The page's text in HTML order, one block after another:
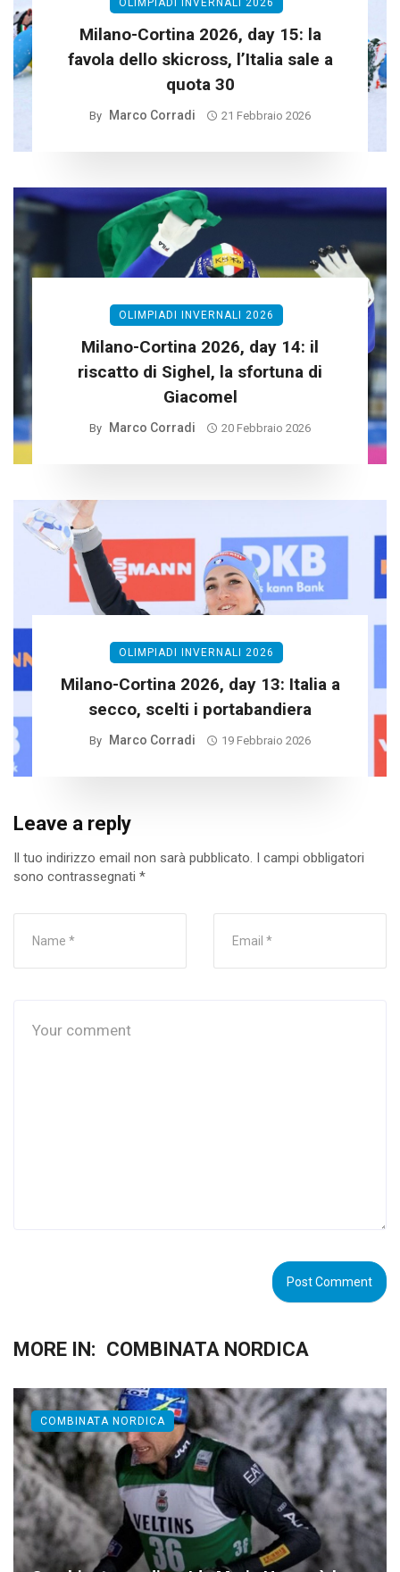
OLIMPIADI INVERNALI 2026
Milano-Cortina 2026, day 15: la
favola dello skicross, l’Italia sale a
quota 30
By Marco Corradi 21 Febbraio 2026
OLIMPIADI INVERNALI 2026
Milano-Cortina 2026, day 14: il
riscatto di Sighel, la sfortuna di
Giacomel
By Marco Corradi 20 Febbraio 2026
OLIMPIADI INVERNALI 2026
Milano-Cortina 2026, day 13: Italia a
secco, scelti i portabandiera
By Marco Corradi 19 Febbraio 2026
Leave a reply
Il tuo indirizzo email non sarà pubblicato. I campi obbligatori
sono contrassegnati *
MORE IN: COMBINATA NORDICA
COMBINATA NORDICA